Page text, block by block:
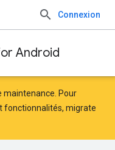
Connexion
Android
maintenance. Pour
fonctionnalités, migrate